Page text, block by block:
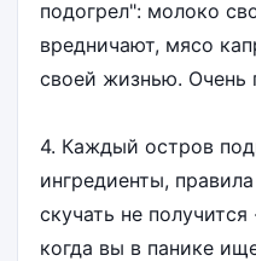
подогрел": молоко
вредничают, мясо
своей жизнью. Очень
4. Каждый остров
ингредиенты,
скучать не
когда вы в панике